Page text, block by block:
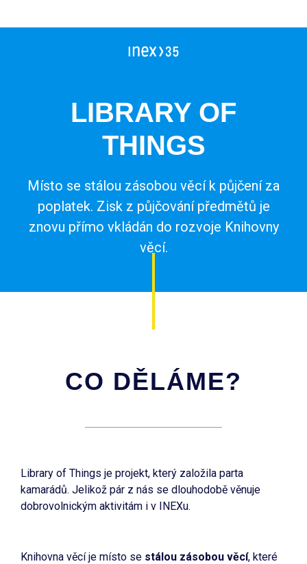
Dlouhodobé projekty
FAQ workcampy v zahraničí
Jako zaměstnanec*kyně
Jako firma
LIBRARY OF
THINGS
Místo se stálou zásobou věcí k půjčení za
poplatek. Zisk z půjčování předmětů je
znovu přímo vkládán do rozvoje Knihovny
věcí.
CO DĚLÁME?
Library of Things je projekt, který založila parta
kamarádů. Jelikož pár z nás se dlouhodobě věnuje
dobrovolnickým aktivitám i v INEXu.
Knihovna věcí je místo se stálou zásobou věcí, které